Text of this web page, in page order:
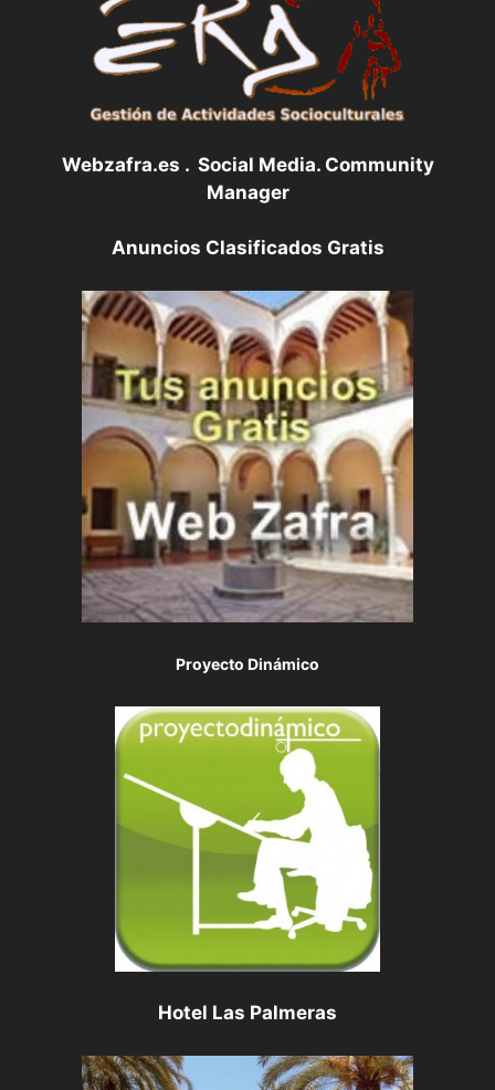
Webzafra.es . Social Media. Community
Manager
Anuncios Clasificados Gratis
Proyecto Dinámico
Hotel Las Palmeras